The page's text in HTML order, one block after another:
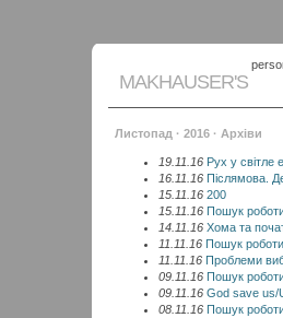
MAKHAUSER'S
Листопад · 2016 · Архіви
19.11.16 Рух у світле
16.11.16 Післямова.
15.11.16 200
15.11.16 Пошук
14.11.16 Хома та
11.11.16 Пошук
11.11.16 Проблеми
09.11.16 Пошук
09.11.16 God save us/
08.11.16 Пошук